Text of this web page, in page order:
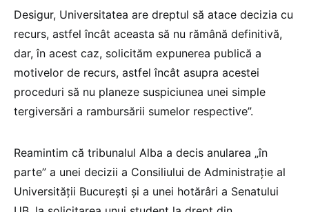
Desigur, Universitatea are dreptul să atace decizia cu
recurs, astfel încât aceasta să nu rămână definitivă,
dar, în acest caz, solicităm expunerea publică a
motivelor de recurs, astfel încât asupra acestei
proceduri să nu planeze suspiciunea unei simple
tergiversări a rambursării sumelor respective”.
Reamintim că tribunalul Alba a decis anularea „în
parte” a unei decizii a Consiliului de Administrație al
Universității București și a unei hotărâri a Senatului